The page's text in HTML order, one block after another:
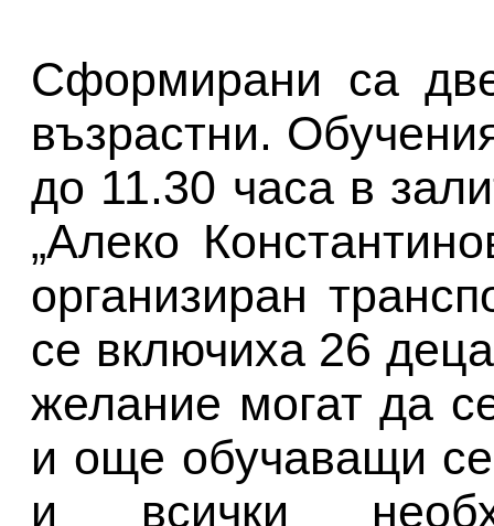
Сформирани са
възрастни.
до 11.30 часа в
„Алеко
организиран
се включиха 26
желание могат да
и още обучаващи
и всички